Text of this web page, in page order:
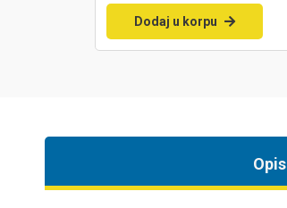
Dodaj u korpu
Opis